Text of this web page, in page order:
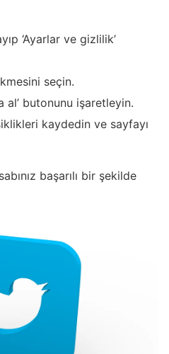
‘Ayarlar ve gizlilik’
seçin.
al’ butonunu işaretleyin.
kaydedin ve sayfayı
başarılı bir şekilde